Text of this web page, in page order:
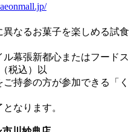
異なるお菓子を楽しめる試食
ル幕張新都心またはフードス
税込）以
持参の方が参加できる「く
なります。